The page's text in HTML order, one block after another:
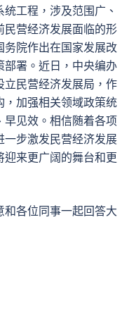
工程，涉及范围广、
民营经济发展面临的形
务院作出在国家发展改
部署。近日，中央编办
立民营经济发展局，作
，加强相关领域政策统
早见效。相信随着各项
一步激发民营经济发展
来更广阔的舞台和更
各位同事一起回答大